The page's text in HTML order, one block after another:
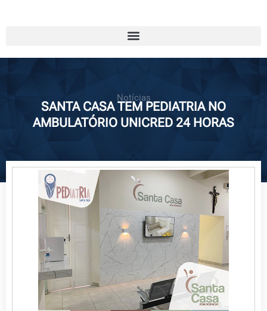
Notícias
SANTA CASA TEM PEDIATRIA NO
AMBULATÓRIO UNICRED 24 HORAS